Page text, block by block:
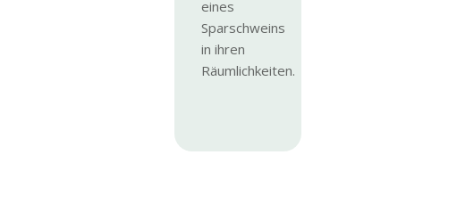
eines
Sparschweins
in ihren
Räumlichkeiten.